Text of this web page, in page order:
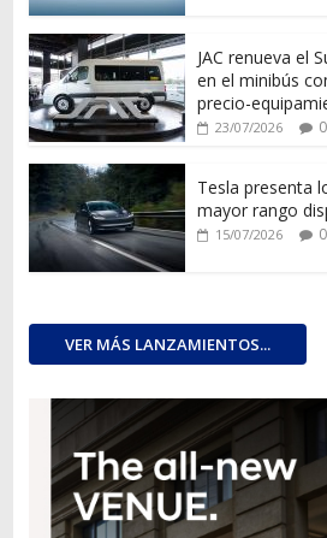
JAC renueva el
en el minibús
precio-
23/07/2026 0
Tesla presenta
mayor rango
15/07/2026 0
VER MÁS LANZAMIENTOS...